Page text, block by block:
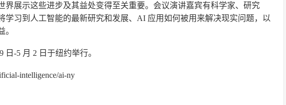
界展示这些进步及其益处变得至关重要。会议演讲嘉宾有科学家、研究
学习到人工智能的最新研究和发展、AI 应用如何被用来解决现实问题，以
。
日-5 月 2 日于纽约举行。
intelligence/ai-ny